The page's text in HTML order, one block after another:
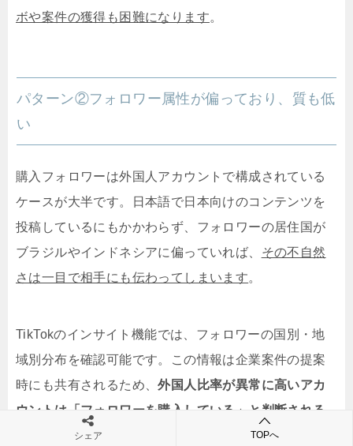
ボや案件の獲得も困難になります。
パターン②フォロワー属性が偏っており、質も低
い
購入フォロワーは外国人アカウントで構成されている
ケースが大半です。日本語で日本向けのコンテンツを
投稿しているにもかかわらず、フォロワーの居住国が
ブラジルやインドネシアに偏っていれば、 その不自然
さは一目で相手にも伝わってしまいます。
TikTokのインサイト機能では、フォロワーの国別・地
域別分布を確認可能です。この情報は企業案件の提案
時にも共有されるため、外国人比率が異常に高いアカ
ウントは「フォロワーを購入している」と判断される
確率が高くなります。
シェア TOPへ